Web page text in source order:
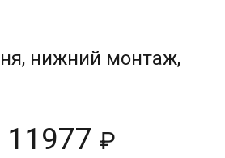
нижний монтаж,
11977 ₽